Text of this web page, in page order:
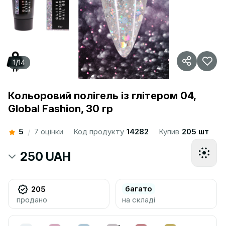
1/14
Кольоровий полігель із глітером 04,
Global Fashion, 30 гр
5 / 7 оцінки Код продукту 14282 Купив 205 шт
250 UAH
205
продано
багато
на складі